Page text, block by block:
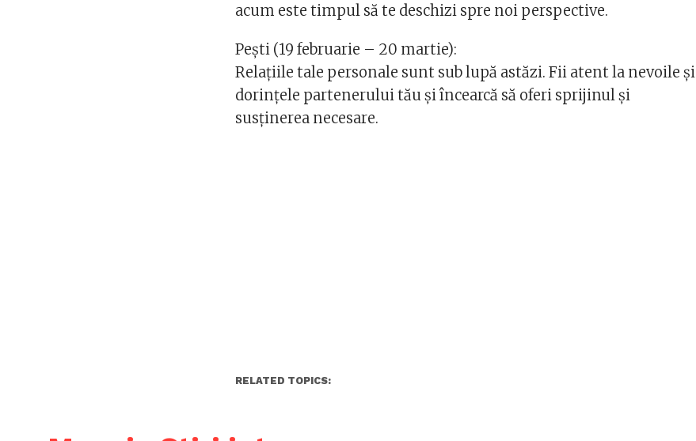
acum este timpul să te deschizi spre noi perspective.
Pești (19 februarie – 20 martie):
Relațiile tale personale sunt sub lupă astăzi. Fii atent la nevoile și
dorințele partenerului tău și încearcă să oferi sprijinul și
susținerea necesare.
RELATED TOPICS: